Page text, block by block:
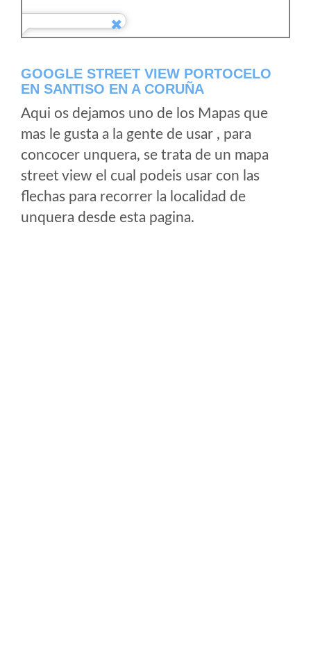
GOOGLE STREET VIEW PORTOCELO
EN SANTISO EN A CORUÑA
Aqui os dejamos uno de los Mapas que
mas le gusta a la gente de usar , para
concocer unquera, se trata de un mapa
street view el cual podeis usar con las
flechas para recorrer la localidad de
unquera desde esta pagina.